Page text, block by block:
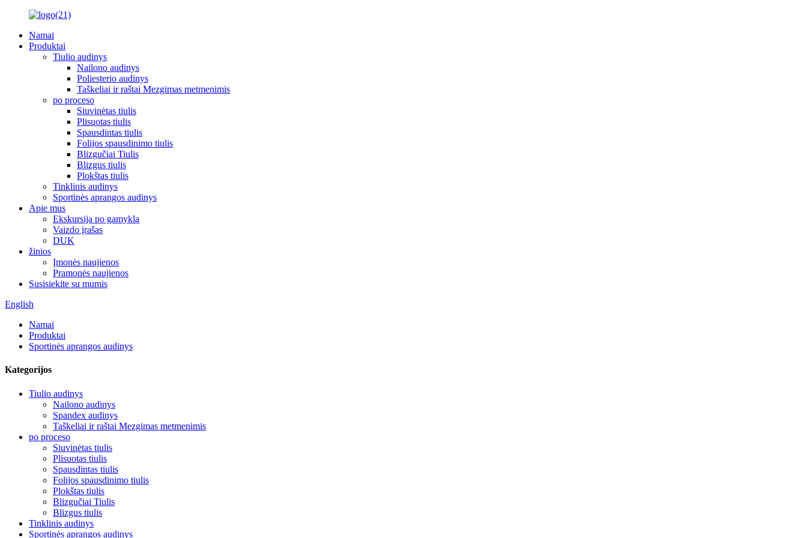
Namai
Produktai
Tiulio audinys
Nailono audinys
Poliesterio audinys
Taškeliai ir raštai Mezgimas metmenimis
po proceso
Siuvinėtas tiulis
Plisuotas tiulis
Spausdintas tiulis
Folijos spausdinimo tiulis
Blizgučiai Tiulis
Blizgus tiulis
Plokštas tiulis
Tinklinis audinys
Sportinės aprangos audinys
Apie mus
Ekskursija po gamyklą
Vaizdo įrašas
DUK
žinios
Įmonės naujienos
Pramonės naujienos
Susisiekite su mumis
English
Namai
Produktai
Sportinės aprangos audinys
Kategorijos
Tiulio audinys
Nailono audinys
Spandex audinys
Taškeliai ir raštai Mezgimas metmenimis
po proceso
Siuvinėtas tiulis
Plisuotas tiulis
Spausdintas tiulis
Folijos spausdinimo tiulis
Plokštas tiulis
Blizgučiai Tiulis
Blizgus tiulis
Tinklinis audinys
Sportinės aprangos audinys